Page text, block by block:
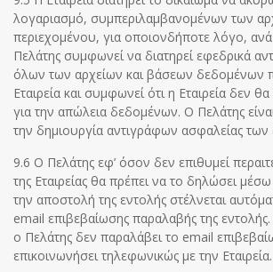
λογαριασμό, συμπεριλαμβανομένων των
περιεχομένου, για οποιονδήποτε λόγο,
Πελάτης συμφωνεί να διατηρεί εφεδρικά
όλων των αρχείων και βάσεων δεδομένων
Εταιρεία και συμφωνεί ότι η Εταιρεία δεν
για την απώλεια δεδομένων. Ο Πελάτης
την δημιουργία αντιγράφων ασφαλείας
9.6 Ο Πελάτης εφ’ όσον δεν επιθυμεί
της Εταιρείας θα πρέπει να το δηλώσει
την αποστολή της εντολής στέλνεται
email επιβεβαίωσης παραλαβής της
ο Πελάτης δεν παραλάβει το email
επικοινωνήσει τηλεφωνικώς με την Εταιρεία.